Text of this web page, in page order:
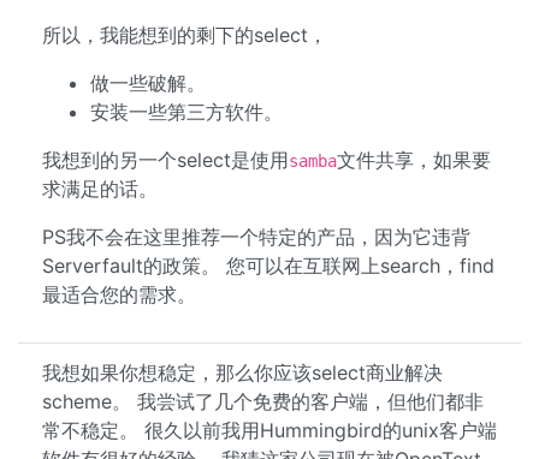
所以，我能想到的剩下的select，
做一些破解。
安装一些第三方软件。
我想到的另一个select是使用samba文件共享，如果要
求满足的话。
PS我不会在这里推荐一个特定的产品，因为它违背
Serverfault的政策。 您可以在互联网上search，find
最适合您的需求。
我想如果你想稳定，那么你应该select商业解决
scheme。 我尝试了几个免费的客户端，但他们都非
常不稳定。 很久以前我用Hummingbird的unix客户端